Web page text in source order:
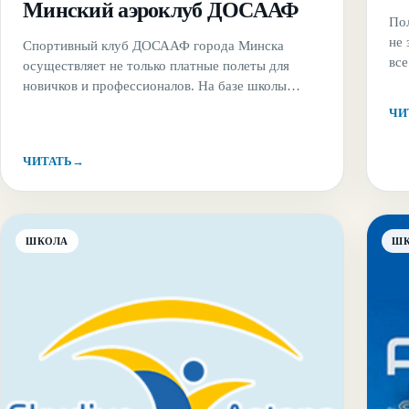
Минский аэроклуб ДОСААФ
Спортивный клуб ДОСААФ города Минска
осуществляет не только платные полеты для
новичков и профессионалов. На базе школы
Прыжки осуществляются в пятницу и выходные
ЧИТАТЬ →
не
ШКОЛА